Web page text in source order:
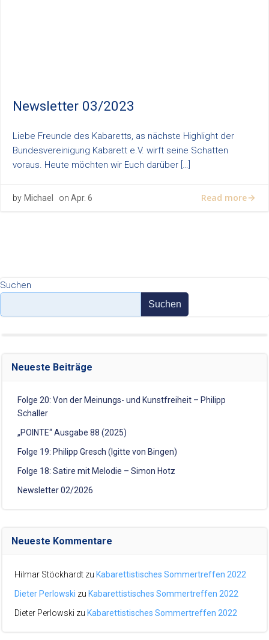
Newsletter 03/2023
Liebe Freunde des Kabaretts, as nächste Highlight der
Bundesvereinigung Kabarett e.V. wirft seine Schatten
voraus. Heute möchten wir Euch darüber […]
by Michael on Apr. 6 Read more
Suchen
Suchen
Neueste Beiträge
Folge 20: Von der Meinungs- und Kunstfreiheit – Philipp
Schaller
„POINTE“ Ausgabe 88 (2025)
Folge 19: Philipp Gresch (Igitte von Bingen)
Folge 18: Satire mit Melodie – Simon Hotz
Newsletter 02/2026
Neueste Kommentare
Hilmar Stöckhardt zu Kabarettistisches Sommertreffen 2022
Dieter Perlowski zu Kabarettistisches Sommertreffen 2022
Dieter Perlowski zu Kabarettistisches Sommertreffen 2022